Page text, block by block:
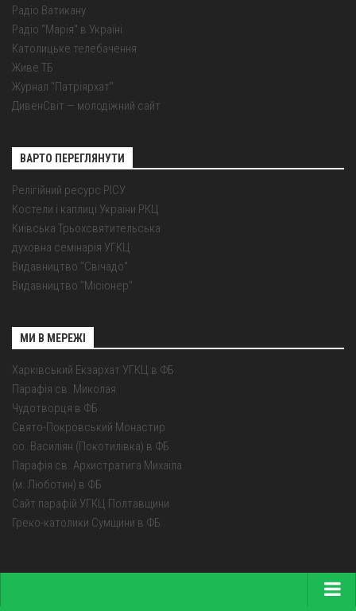
Радіо Ватикану
Радіо "Марія" в Україні
Католицьке телебачення
Живе ТБ
Журнал "Патріярхат"
ДивенСвіт — молодіжний сайт
ВАРТО ПЕРЕГЛЯНУТИ
Релігійний ресурс РІСУ
Костели і каплиці України РКЦ
Київська Трьохсвятительська
духовна семінарія УГКЦ
Видавництво "Свічадо"
Видавництво "Місіонер"
МИ В МЕРЕЖІ
Харківський Екзархат УГКЦ в ФБ
Парафія св. Миколая
Чудотворця в ФБ
Свято-Покровський Монастир
оо. Василіян (Покотилівка) в ФБ
Парафія св. Архистратига Михаїла
(м. Люботин) в ФБ
Сайт парафій УГКЦ Полтавщини
Греко-католики Сумщини в ФБ